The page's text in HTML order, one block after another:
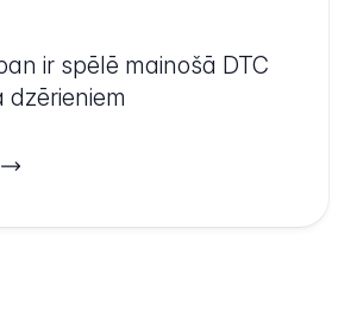
ir spēlē mainošā DTC
dzērieniem